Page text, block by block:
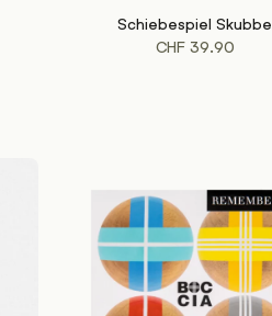
IN DEN WARENKORB
Schiebespiel Skubbe
CHF39.90